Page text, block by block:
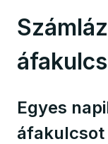
Egyes
áfakulcsot